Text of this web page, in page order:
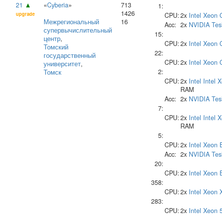
21 ▲
upgrade
«Cyberia»
Межрегиональный
супервычислительный
центр,
Томский
государственный
университет,
Томск
713
1426
16
1:
CPU:2x Intel Xeon
Acc: 2x NVIDIA
15:
CPU:2x Intel Xeon
22:
CPU:2x Intel Xeon
2:
CPU:2x Intel Intel
RAM
Acc: 2x NVIDIA
7:
CPU:2x Intel Intel
RAM
5:
CPU:2x Intel Xeon
Acc: 2x NVIDIA
20:
CPU:2x Intel Xeon
358:
CPU:2x Intel Xeon
283:
CPU:2x Intel Xeon